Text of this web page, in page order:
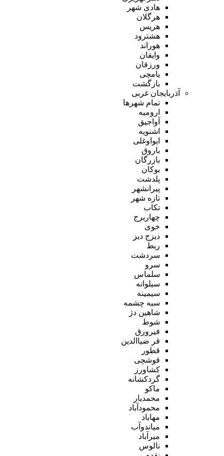
هادی شهر
هرگلان
هریس
هشترود
هوراند
وایقان
ورزقان
یامچی
بازگشت
آذربایجان غربی
تمام شهر‌ها
ارومیه
آواجیق
اشنویه
ایواوغلی
باروق
بازرگان
بوکان
پلدشت
پیرانشهر
تازه شهر
تکاب
چهاربرج
خوی
دیزج دیز
ربط
سردشت
سرو
سلماس
سیلوانه
سیمینه
سیه چشمه
شاهین دژ
شوط
فیرورق
قر ضیاالدین
قطور
قوشچی
کشاورز
گردکشانه
ماکو
محمدیار
محمودآباد
مهاباد
میاندوآب
میرآباد
نالوس